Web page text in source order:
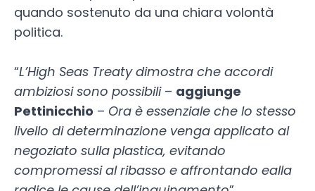
quando sostenuto da una chiara volontà
politica.
“L’High Seas Treaty dimostra che accordi
ambiziosi sono possibili– aggiunge
Pettinicchio – Ora è essenziale che lo stesso
livello di determinazione venga applicato al
negoziato sulla plastica, evitando
compromessi al ribasso e affrontando ealla